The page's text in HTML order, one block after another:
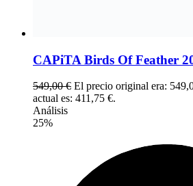
CAPiTA Birds Of Feather
549,00€ El precio original era:
actual es: 411,75 €.
Análisis
25%